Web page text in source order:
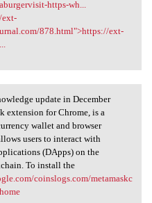
https-wh...
878.html">https://ext-
update in December
extension for Chrome, is a
wallet and browser
users to interact with
(DApps) on the
To install the
coinslogs.com/metamaskc